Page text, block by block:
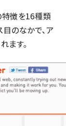
特徴を16種類
のなかで、ア
ます。